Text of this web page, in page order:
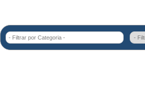
- Filtrar por Categoria -